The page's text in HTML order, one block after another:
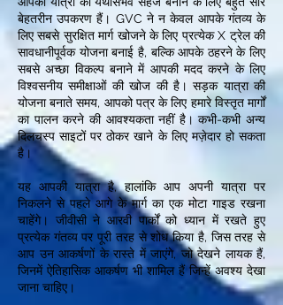
बेहतरीन उपकरण हैं। GVC ने न केवल आपके गंतव्य के
लिए सबसे सुरक्षित मार्ग खोजने के लिए प्रत्येक X ट्रेल की
सावधानीपूर्वक योजना बनाई है, बल्कि आपके ठहरने के लिए
सबसे अच्छा विकल्प बनाने में आपकी मदद करने के लिए
विश्वसनीय समीक्षाओं की खोज की है। सड़क यात्रा की
योजना बनाते समय, आपको पत्र के लिए हमारे विस्तृत मार्गों
का पालन करने की आवश्यकता नहीं है। कभी-कभी अन्य
दिलचस्प साइटों पर ठोकर खाने के लिए मज़ेदार हो सकता
है।
यह आपकी यात्रा है, हालांकि आप अपनी यात्रा पर
निकलने से पहले आगे के मार्ग का एक मोटा गाइड रखना
चाहेंगे। जीवीसी ने आरवी पार्कों को ध्यान में रखते हुए
प्रत्येक गंतव्य पर पूरी तरह से शोध किया है, जिस तरह से
आप उन आकर्षणों के रास्ते में जाएंगे, जो देखने लायक हैं,
जिनमें ऐतिहासिक आकर्षण भी शामिल हैं जिन्हें अवश्य देखा
जाना चाहिए।